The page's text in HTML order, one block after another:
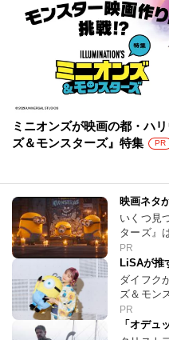
ミニオンズが映画の都・ハ
ズ＆モンスターズ』特集
PR
映画ネタ
いくつ見
ターズ』
PR
LiSAが推
ダイフク
ズ＆モン
PR
「オデュ